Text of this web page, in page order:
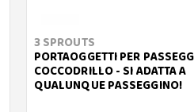
3 SPROUTS
PORTAOGGETTI PER
COCCODRILLO - SI ADATTA A
QUALUNQUE PASSEGGINO!